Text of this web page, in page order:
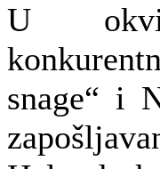
U
snage“ i